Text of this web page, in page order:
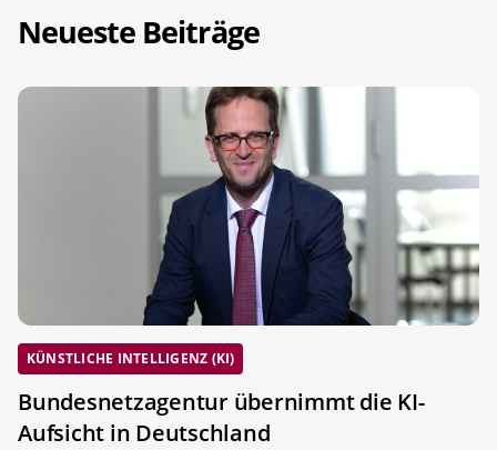
Neueste Beiträge
KÜNSTLICHE INTELLIGENZ (KI)
Bundesnetzagentur übernimmt die KI-
Aufsicht in Deutschland